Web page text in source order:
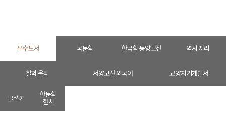
우수도서 국문학 한국학 동양고전 역사 지리
철학 윤리 서양고전 외국어 교양자기개발서
글쓰기
한문학
한시